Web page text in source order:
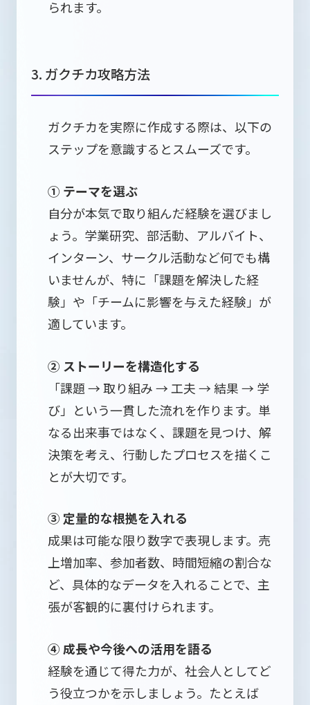
られます。
3. ガクチカ攻略方法
ガクチカを実際に作成する際は、以下の
ステップを意識するとスムーズです。
① テーマを選ぶ
自分が本気で取り組んだ経験を選びまし
ょう。学業研究、部活動、アルバイト、
インターン、サークル活動など何でも構
いませんが、特に「課題を解決した経
験」や「チームに影響を与えた経験」が
適しています。
② ストーリーを構造化する
「課題 → 取り組み → 工夫 → 結果 → 学
び」という一貫した流れを作ります。単
なる出来事ではなく、課題を見つけ、解
決策を考え、行動したプロセスを描くこ
とが大切です。
③ 定量的な根拠を入れる
成果は可能な限り数字で表現します。売
上増加率、参加者数、時間短縮の割合な
ど、具体的なデータを入れることで、主
張が客観的に裏付けられます。
④ 成長や今後への活用を語る
経験を通じて得た力が、社会人としてど
う役立つかを示しましょう。たとえば